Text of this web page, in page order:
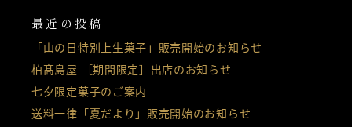
最近の投稿
「山の日特別上生菓子」販売開始のお知らせ
柏髙島屋 ［期間限定］出店のお知らせ
七夕限定菓子のご案内
送料一律「夏だより」販売開始のお知らせ